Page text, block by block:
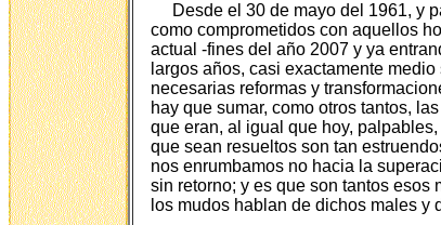
Desde el 30 de mayo del 1961, y
como comprometidos con aquellos
actual -fines del año 2007 y ya
largos años, casi exactamente
necesarias reformas y
hay que sumar, como otros tantos,
que eran, al igual que hoy,
que sean resueltos son tan
nos enrumbamos no hacia la
sin retorno; y es que son tantos
los mudos hablan de dichos males y